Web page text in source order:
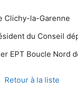
Clichy-la-Garenne
du Conseil
EPT Boucle Nord
Retour à la liste